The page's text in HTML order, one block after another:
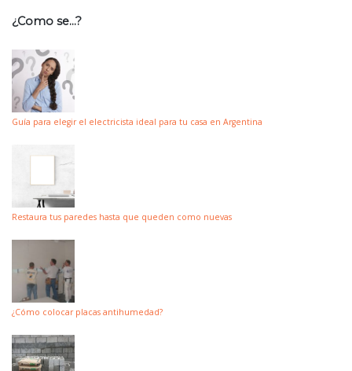
¿Como se…?
Guía para elegir el electricista ideal para tu casa en Argentina
Restaura tus paredes hasta que queden como nuevas
¿Cómo colocar placas antihumedad?